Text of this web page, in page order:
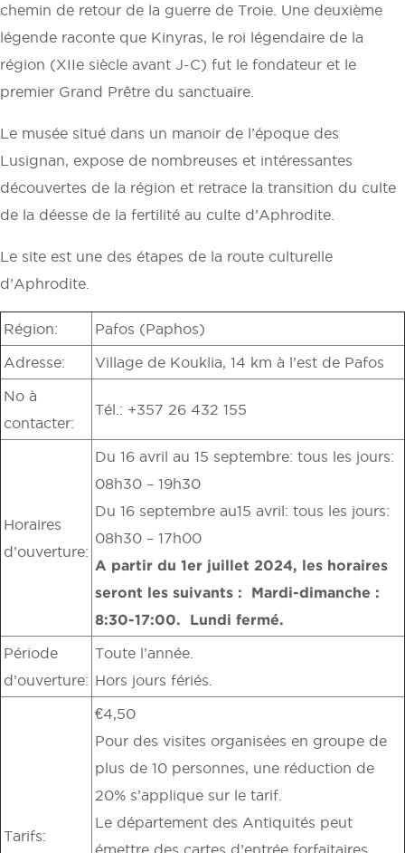
chemin de retour de la guerre de Troie. Une deuxième
légende raconte que Kinyras, le roi légendaire de la
région (XIIe siècle avant J-C) fut le fondateur et le
premier Grand Prêtre du sanctuaire.
Le musée situé dans un manoir de l’époque des
Lusignan, expose de nombreuses et intéressantes
découvertes de la région et retrace la transition du culte
de la déesse de la fertilité au culte d’Aphrodite.
Le site est une des étapes de la route culturelle
d’Aphrodite.
Région: Pafos (Paphos)
Adresse: Village de Kouklia, 14 km à l’est de Pafos
No à
contacter:
Tél.: +357 26 432 155
Horaires
d’ouverture:
Du 16 avril au 15 septembre: tous les jours:
08h30 – 19h30
Du 16 septembre au15 avril: tous les jours:
08h30 – 17h00
A partir du 1er juillet 2024, les horaires
seront les suivants : Mardi-dimanche :
8:30-17:00. Lundi fermé.
Période
d’ouverture:
Toute l’année.
Hors jours fériés.
Tarifs:
€4,50
Pour des visites organisées en groupe de
plus de 10 personnes, une réduction de
20% s’applique sur le tarif.
Le département des Antiquités peut
émettre des cartes d’entrée forfaitaires